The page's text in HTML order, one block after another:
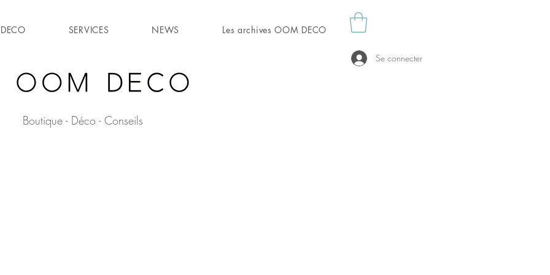
DECO SERVICES NEWS Les archives OOM DECO
Boutique - Déco - Conseils
Se connecter